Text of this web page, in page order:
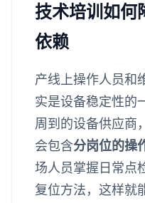
技术培训如何
依赖
产线上操作人员和
实是设备稳定性的
周到的设备供应商
会包含分岗位的操
场人员掌握日常点
复位方法，这样就